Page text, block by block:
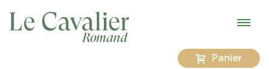
Panier